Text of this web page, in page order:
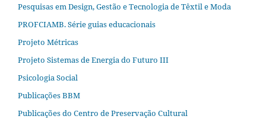
Pesquisas em Design, Gestão e Tecnologia de Têxtil e Moda
PROFCIAMB. Série guias educacionais
Projeto Métricas
Projeto Sistemas de Energia do Futuro III
Psicologia Social
Publicações BBM
Publicações do Centro de Preservação Cultural